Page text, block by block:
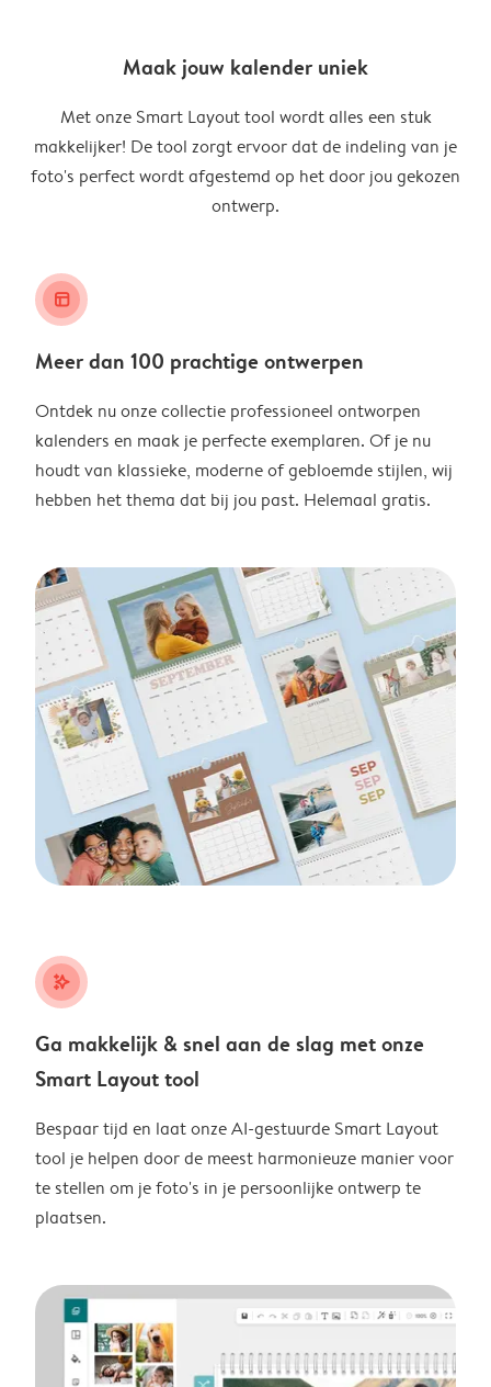
Maak jouw kalender uniek
Met onze Smart Layout tool wordt alles een stuk
makkelijker! De tool zorgt ervoor dat de indeling van je
foto's perfect wordt afgestemd op het door jou gekozen
ontwerp.
layout_alt
Meer dan 100 prachtige ontwerpen
Ontdek nu onze collectie professioneel ontworpen
kalenders en maak je perfecte exemplaren. Of je nu
houdt van klassieke, moderne of gebloemde stijlen, wij
hebben het thema dat bij jou past. Helemaal gratis.
stars_plus
Ga makkelijk & snel aan de slag met onze
Smart Layout tool
Bespaar tijd en laat onze AI-gestuurde Smart Layout
tool je helpen door de meest harmonieuze manier voor
te stellen om je foto's in je persoonlijke ontwerp te
plaatsen.